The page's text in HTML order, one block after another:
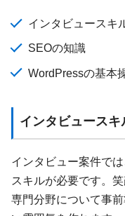
インタビュースキ
SEOの知識
WordPressの基本
インタビュースキ
インタビュー案件で
スキルが必要です。
専門分野について事